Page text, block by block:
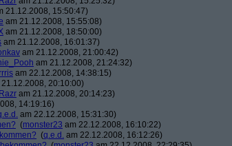
21.12.2008, 15:50:47)
am 21.12.2008, 15:55:08)
am 21.12.2008, 18:50:00)
am 21.12.2008, 16:01:37)
am 21.12.2008, 21:00:42)
am 21.12.2008, 21:24:32)
am 22.12.2008, 14:38:15)
20:10:00)
am 21.12.2008, 20:14:23)
14:19:16)
am 22.12.2008, 15:31:30)
(monster23 am 22.12.2008, 16:10:22)
(q.e.d. am 22.12.2008, 16:12:26)